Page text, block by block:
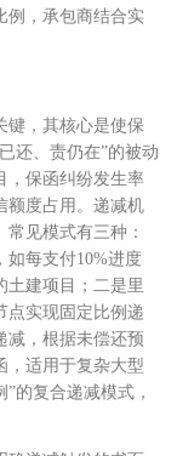
例，承包商结合实
键，其核心是使保
还、责仍在”的被动
，保函纠纷发生率
额度占用。递减机
见模式有三种：
如每支付10%进度
土建项目；二是里
点实现固定比例递
减，根据未偿还预
，适用于复杂大型
的复合递减模式，